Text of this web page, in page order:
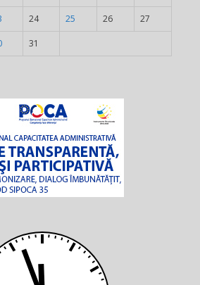
24 25 26 27
31